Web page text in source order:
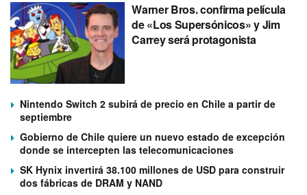
Warner Bros. confirma película
de «Los Supersónicos» y Jim
Carrey será protagonista
Nintendo Switch 2 subirá de precio en Chile a partir de
septiembre
Gobierno de Chile quiere un nuevo estado de excepción
donde se intercepten las telecomunicaciones
SK Hynix invertirá 38.100 millones de USD para construir
dos fábricas de DRAM y NAND